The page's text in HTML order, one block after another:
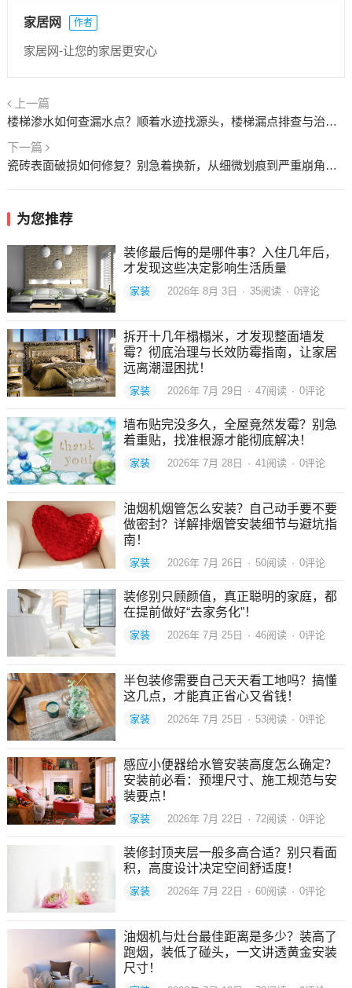
家居网 作者
家居网-让您的家居更安心
上一篇
楼梯渗水如何查漏水点？顺着水迹找源头，楼梯漏点排查与治理！
下一篇
瓷砖表面破损如何修复？别急着换新，从细微划痕到严重崩角的全面处理指南！
为您推荐
装修最后悔的是哪件事？入住几年后，
才发现这些决定影响生活质量
家装 2026年 8月 3日 · 35阅读 · 0评论
拆开十几年榻榻米，才发现整面墙发
霉？彻底治理与长效防霉指南，让家居
远离潮湿困扰！
家装 2026年 7月 29日 · 47阅读 · 0评论
墙布贴完没多久，全屋竟然发霉？别急
着重贴，找准根源才能彻底解决！
家装 2026年 7月 28日 · 41阅读 · 0评论
油烟机烟管怎么安装？自己动手要不要
做密封？详解排烟管安装细节与避坑指
南！
家装 2026年 7月 26日 · 50阅读 · 0评论
装修别只顾颜值，真正聪明的家庭，都
在提前做好“去家务化”！
家装 2026年 7月 25日 · 46阅读 · 0评论
半包装修需要自己天天看工地吗？搞懂
这几点，才能真正省心又省钱！
家装 2026年 7月 25日 · 53阅读 · 0评论
感应小便器给水管安装高度怎么确定？
安装前必看：预埋尺寸、施工规范与安
装要点！
家装 2026年 7月 22日 · 72阅读 · 0评论
装修封顶夹层一般多高合适？别只看面
积，高度设计决定空间舒适度！
家装 2026年 7月 22日 · 60阅读 · 0评论
油烟机与灶台最佳距离是多少？装高了
跑烟，装低了碰头，一文讲透黄金安装
尺寸！